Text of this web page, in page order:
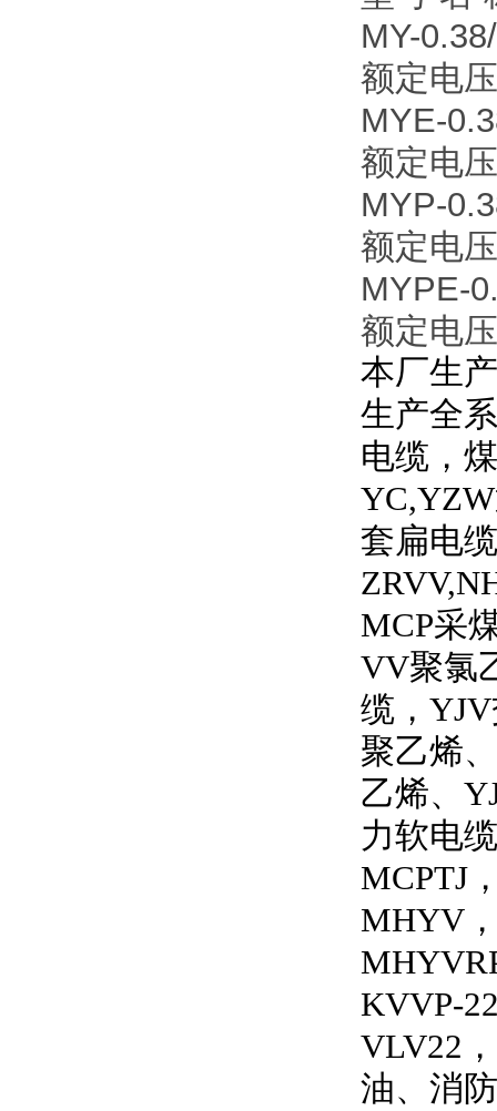
MY-
额定电
MYE-
额定电
MYP-
额定电
MYPE-
额定电
本厂生
生产全
电缆，
YC,YZW
套扁电
MCP采
VV聚氯
缆， YJV
聚乙烯、
乙烯、
力软电
MCPTJ
MHYV
KVVP-
VLV22 ，
油、消